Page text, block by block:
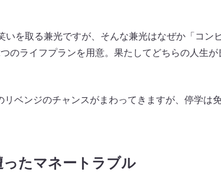
いを取る兼光ですが、そんな兼光はなぜか「コン
のライフプランを用意。果たしてどちらの人生
ベンジのチャンスがまわってきますが、停学は
たマネートラブル